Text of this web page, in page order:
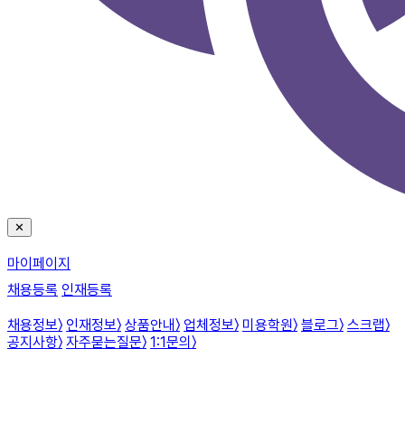
✕
마이페이지
채용등록 인재등록
채용정보〉 인재정보〉 상품안내 〉 업체정보〉 미용학원〉 블로그〉 스크랩〉
공지사항〉 자주묻는질문〉 1:1문의 〉